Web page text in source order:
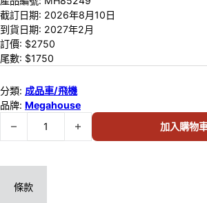
截訂日期: 2026年8月10日
到貨日期: 2027年2月
訂價: $2750
尾數: $1750
分類: 成品車/飛機
品牌: Megahouse
預訂 (2026年8月10日截) VA Hi-SPEC
加入購物
條款